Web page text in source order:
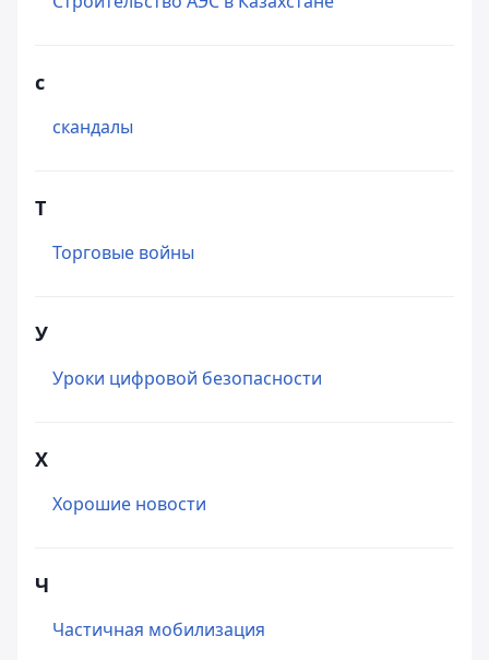
с
скандалы
Т
Торговые войны
У
Уроки цифровой безопасности
Х
Хорошие новости
Ч
Частичная мобилизация